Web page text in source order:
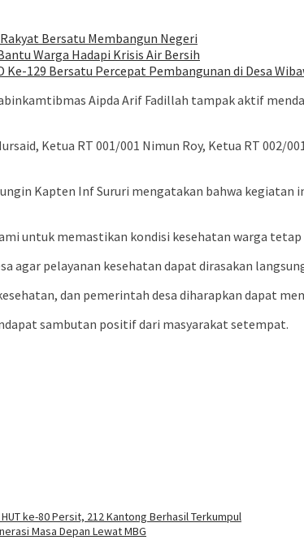
Bersatu Membangun Negeri
Warga Hadapi Krisis Air Bersih
129 Bersatu Percepat Pembangunan di Desa
Aipda Arif Fadillah tampak aktif
Ketua RT 001/001 Nimun Roy, Ketua RT 002/
Kapten Inf Sururi mengatakan bahwa
untuk memastikan kondisi kesehatan warga
agar pelayanan kesehatan dapat dirasakan
dan pemerintah desa diharapkan dapat
sambutan positif dari masyarakat setempat.
ke-80 Persit, 212 Kantong Berhasil Terkumpul
Masa Depan Lewat MBG